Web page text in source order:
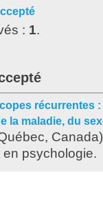
: 1.
récurrentes
la maladie, du
psychologie.